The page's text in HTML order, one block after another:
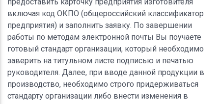
включая код ОКПО (общероссийский классификатор
предприятия) и заполнить заявку. По завершении
работы по методам электронной почты Вы поучаете
готовый стандарт организации, который необходимо
заверить на титульном листе подписью и печатью
руководителя. Далее, при вводе данной продукции в
производство, необходимо строго придерживаться
стандарту организации либо внести изменения в